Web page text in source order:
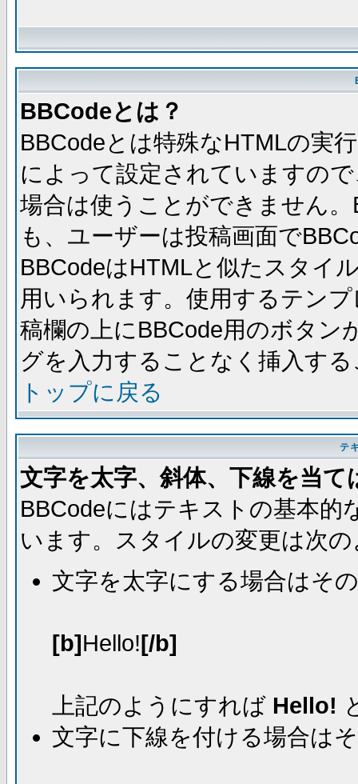
BBCodeとは？
BBCodeとは特殊なHTMLの実
によって設定されていますの
場合は使うことができません
も、ユーザーは投稿画面で
BBCodeはHTMLと似たスタイ
用いられます。使用するテン
稿欄の上にBBCode用のボタン
グを入力することなく挿入す
トップに戻る
テ
文字を太字、斜体、下線を当て
BBCodeにはテキストの基本
います。スタイルの変更は次
文字を太字にする場合はそ
[b]Hello![/b]
上記のようにすれば Hello!
文字に下線を付ける場合は